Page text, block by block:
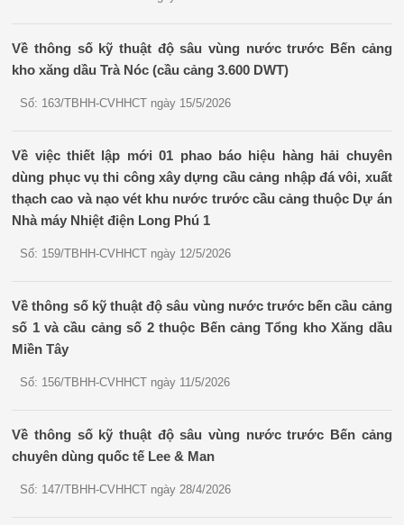
Về thông số kỹ thuật độ sâu vùng nước trước Bến cảng
kho xăng dầu Trà Nóc (cầu cảng 3.600 DWT)
Số: 163/TBHH-CVHHCT ngày 15/5/2026
Về việc thiết lập mới 01 phao báo hiệu hàng hải chuyên
dùng phục vụ thi công xây dựng cầu cảng nhập đá vôi, xuất
thạch cao và nạo vét khu nước trước cầu cảng thuộc Dự án
Nhà máy Nhiệt điện Long Phú 1
Số: 159/TBHH-CVHHCT ngày 12/5/2026
Về thông số kỹ thuật độ sâu vùng nước trước bến cầu cảng
số 1 và cầu cảng số 2 thuộc Bến cảng Tổng kho Xăng dầu
Miền Tây
Số: 156/TBHH-CVHHCT ngày 11/5/2026
Về thông số kỹ thuật độ sâu vùng nước trước Bến cảng
chuyên dùng quốc tế Lee & Man
Số: 147/TBHH-CVHHCT ngày 28/4/2026